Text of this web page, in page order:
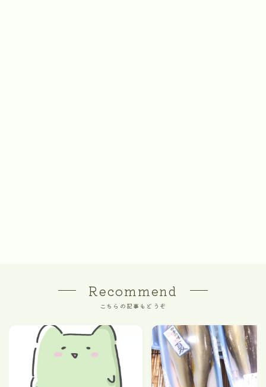
Recommend
こちらの記事もどうぞ